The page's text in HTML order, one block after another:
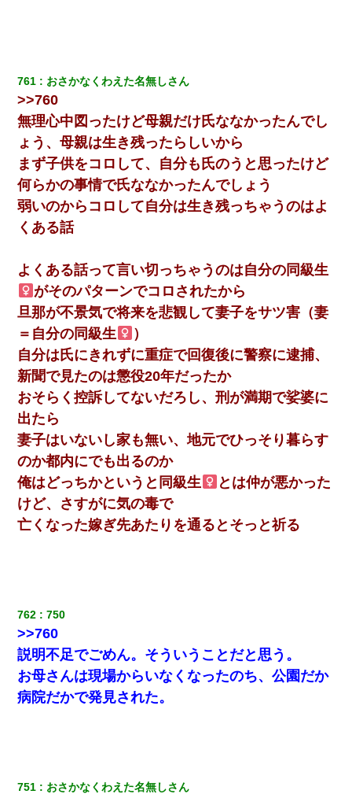
宅飲みで女友達の乳を見てしまった・・・
この母親は娘の黒歴史を掘り出さないと死ぬんか？ 死ぬ
んか？
【まぬけ】夫「離婚だ！」私「わかった。で？」夫「慰謝
料だ！」私「いいけど弁護士通して。私も請求する」夫
「」
→ ７年後ｗｗｗｗｗ
【悲報】姉と入浴中に大きくなってしまった結果ｗｗｗｗ
ｗｗｗｗ
友人「酒の勢いで女先輩をホテルに連れ込んだｗｗｗｗ
ｗ」俺「…」
【衝撃】婚約者「兄と結婚はするけど嫁入りするわけじゃ
ない。お互い干渉はしないようにしましょう」→ その後に
結納金の話をしたので、母が・・・
兄の新しい嫁がやらかしすぎて辛い。当たり前のように実
家や姪の幼稚園に来る
婚活パーティーでよく会う美女がいた。こんな完璧な容姿
を持ってしても結婚て難しいんだなぁ…と思ってた
【悲報】お風呂で父親と姉が完全に行為してるんだが...
妊娠中に「おいこのブタ女！てめー席譲れ！」と絡まれ腹
を殴る真似された。泣きながら夫に話すと一年後に…
761 おさかなくわえた名無しさん
>>760
無理心中図ったけど母親だけ氏ななかったんでし
ょう、母親は生き残ったらしいから
まず子供をコロして、自分も氏のうと思ったけど
何らかの事情で氏ななかったんでしょう
弱いのからコロして自分は生き残っちゃうのはよ
くある話
よくある話って言い切っちゃうのは自分の同級生
がそのパターンでコロされたから
旦那が不景気で将来を悲観して妻子をサツ害（妻
＝自分の同級生
）
自分は氏にきれずに重症で回復後に警察に逮捕、
新聞で見たのは懲役20年だったか
おそらく控訴してないだろし、刑が満期で娑婆に
出たら
妻子はいないし家も無い、地元でひっそり暮らす
のか都内にでも出るのか
俺はどっちかというと同級生
とは仲が悪かった
けど、さすがに気の毒で
亡くなった嫁ぎ先あたりを通るとそっと祈る
762 750
>>760
説明不足でごめん。そういうことだと思う。
お母さんは現場からいなくなったのち、公園だか
病院だかで発見された。
751 おさかなくわえた名無しさん